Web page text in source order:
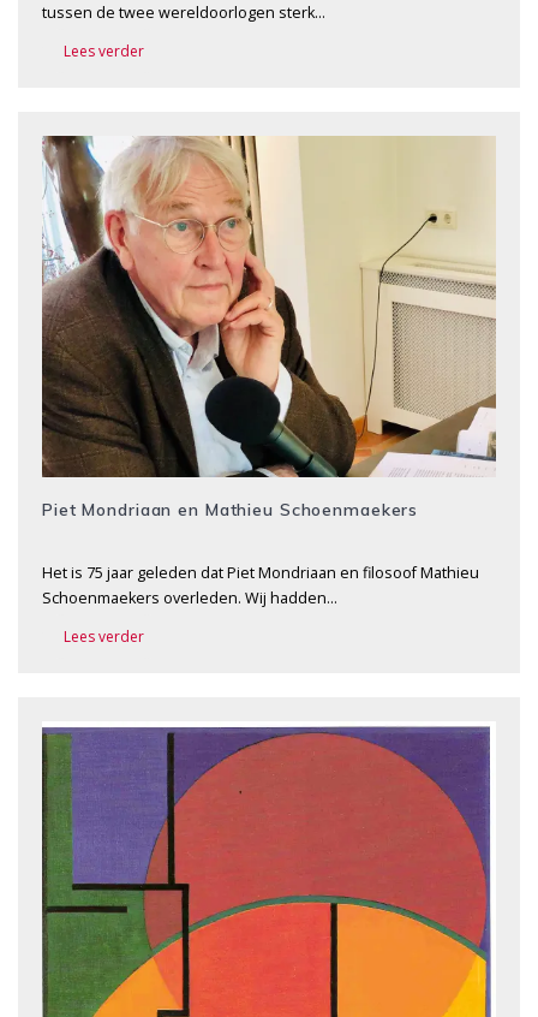
tussen de twee wereldoorlogen sterk…
Lees verder
Piet Mondriaan en Mathieu Schoenmaekers
Het is 75 jaar geleden dat Piet Mondriaan en filosoof Mathieu
Schoenmaekers overleden. Wij hadden…
Lees verder